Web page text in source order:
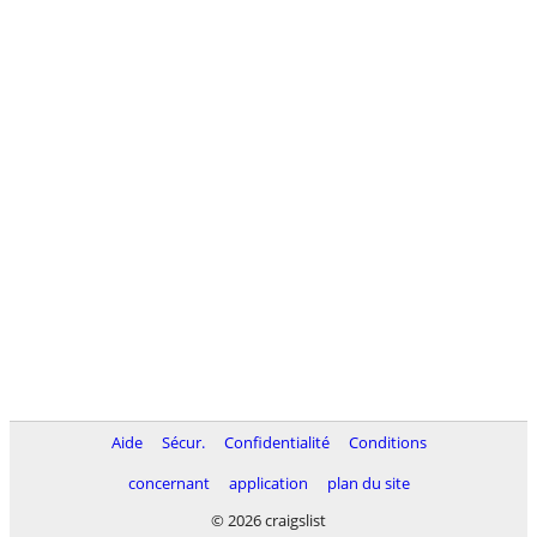
Aide Sécur. Confidentialité
Conditions
concernant
application
plan du site
© 2026 craigslist